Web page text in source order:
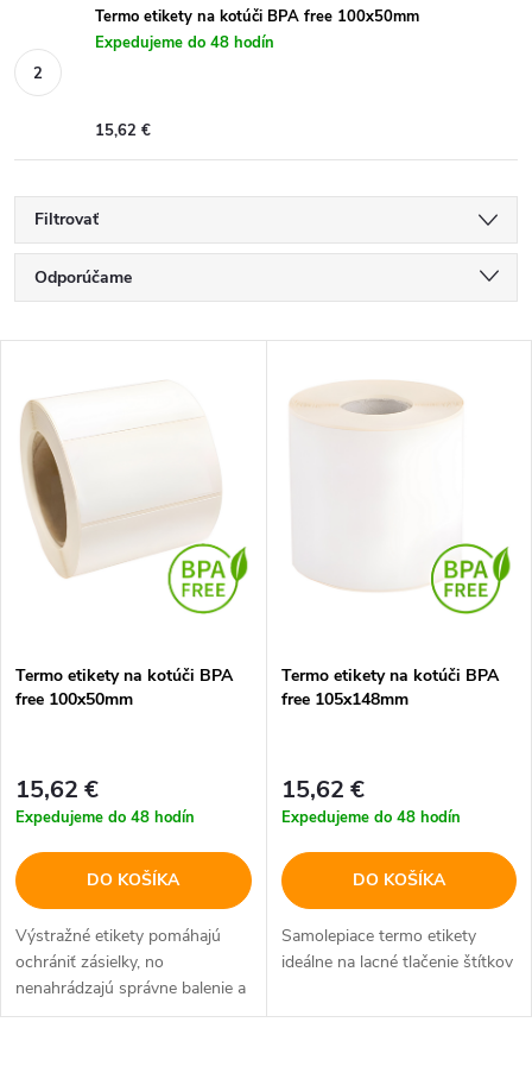
Termo etikety na kotúči BPA free 100x50mm
Expedujeme do 48 hodín
15,62 €
Filtrovať
R
a
d
e
n
p
o
d
u
k
Odporúčame
Najpredávanejšie
Abecedne
ý
p
p
r
o
d
u
k
t
Termo etikety na kotúči BPA
free 100x50mm
15,62 €
Expedujeme do 48 hodín
DO KOŠÍKA
Výstražné etikety pomáhajú
ochrániť zásielky, no
nenahrádzajú správne balenie a
doplnkové služby
Termo etikety na kotúči BPA
free 105x148mm
15,62 €
Expedujeme do 48 hodín
DO KOŠÍKA
Samolepiace termo etikety
ideálne na lacné tlačenie štítkov